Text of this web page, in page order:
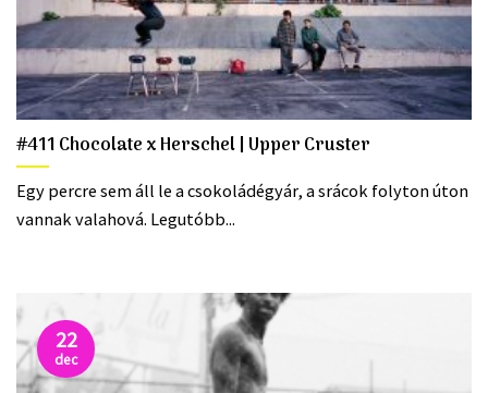
#411 Chocolate x Herschel | Upper Cruster
Egy percre sem áll le a csokoládégyár, a srácok folyton úton
vannak valahová. Legutóbb...
22
dec